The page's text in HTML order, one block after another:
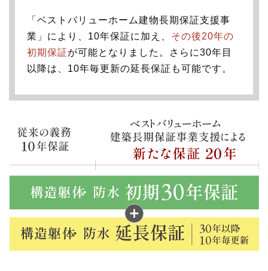
「ベストバリューホーム建物長期保証支援事
業」により、10年保証に加え、 その後20年の
初期保証が可能となりました。
さらに30年目
以降は、10年毎更新の延長保証も可能です。